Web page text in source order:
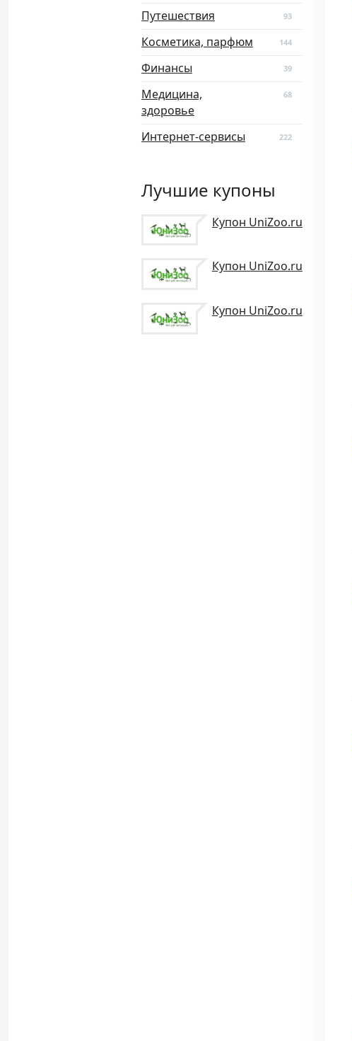
Путешествия 93
Косметика, парфюм 144
Финансы 39
Медицина,
здоровье
68
Интернет-сервисы 222
Лучшие купоны
Купон UniZoo.ru
Купон UniZoo.ru
Купон UniZoo.ru